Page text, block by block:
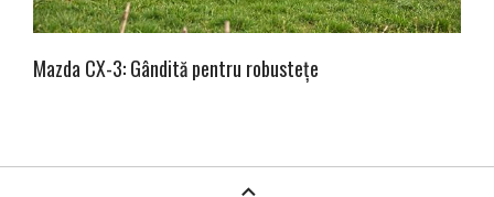
Mazda CX-3: Gândită pentru robustețe